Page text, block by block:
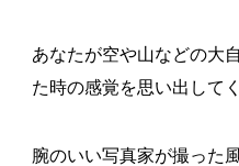
あなたが空や山などの大
た時の感覚を思い出して
腕のいい写真家が撮った